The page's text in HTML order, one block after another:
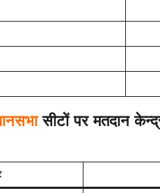
सीटों पर मतदान